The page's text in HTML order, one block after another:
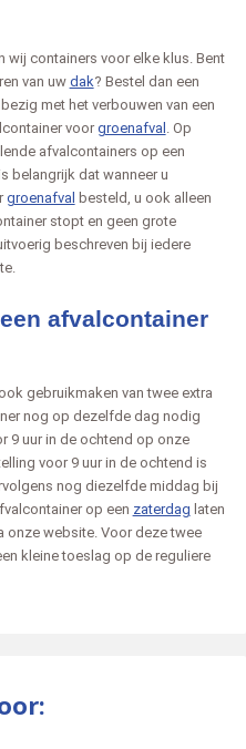
wij containers voor elke klus. Bent
van uw dak? Bestel dan een
bezig met het verbouwen van een
voor groenafval . Op
afvalcontainers op een
belangrijk dat wanneer u
groenafval besteld, u ook alleen
stopt en geen grote
beschreven bij iedere
afvalcontainer
gebruikmaken van twee extra
nog op dezelfde dag nodig
9 uur in de ochtend op onze
voor 9 uur in de ochtend is
nog diezelfde middag bij
op een zaterdag laten
onze website. Voor deze twee
kleine toeslag op de reguliere